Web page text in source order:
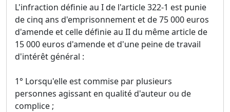
L'infraction définie au I de l'article 322-1 est punie
de cinq ans d'emprisonnement et de 75 000 euros
d'amende et celle définie au II du même article de
15 000 euros d'amende et d'une peine de travail
d'intérêt général :
1° Lorsqu'elle est commise par plusieurs
personnes agissant en qualité d'auteur ou de
complice ;